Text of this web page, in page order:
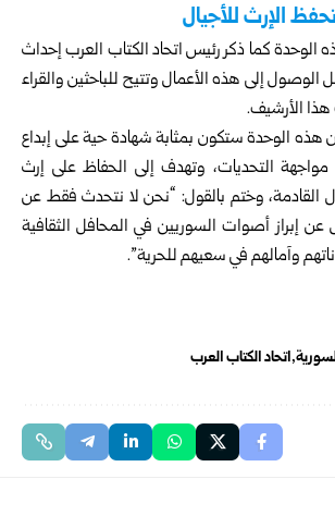
الإرث للأجيال
كما ذكر رئيس اتحاد الكتاب العرب إحداث
إلى هذه الأعمال وتتيح للباحثين والقراء
هذا الأرشيف.
الوحدة ستكون بمثابة شهادة حية على إبداع
التحديات، وتهدف إلى الحفاظ على إرث
القادمة، وختم بالقول: “نحن لا نتحدث فقط عن
عن إبراز أصوات السوريين في المحافل الثقافية
وآمالهم في سعيهم للحرية”.
اتحاد الكتاب العرب